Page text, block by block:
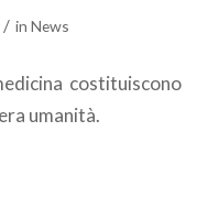
/ in News
costituiscono
umanità.